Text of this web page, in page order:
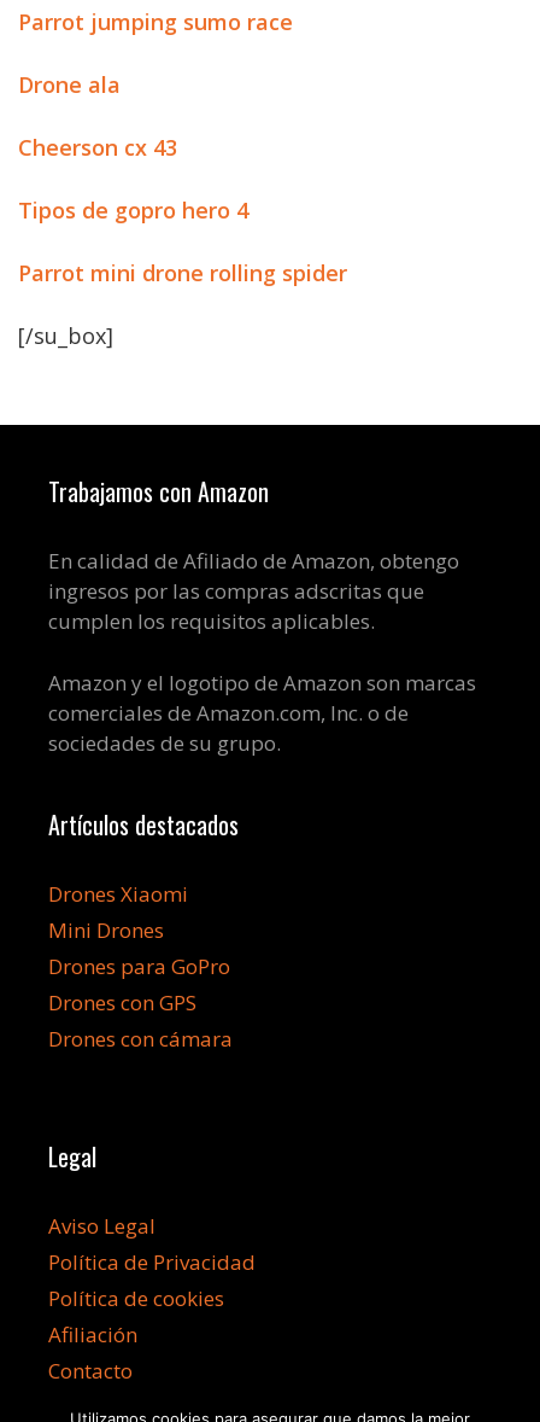
Parrot jumping sumo race
Drone ala
Cheerson cx 43
Tipos de gopro hero 4
Parrot mini drone rolling spider
[/su_box]
Trabajamos con Amazon
En calidad de Afiliado de Amazon, obtengo
ingresos por las compras adscritas que
cumplen los requisitos aplicables.
Amazon y el logotipo de Amazon son marcas
comerciales de Amazon.com, Inc. o de
sociedades de su grupo.
Artículos destacados
Drones Xiaomi
Mini Drones
Drones para GoPro
Drones con GPS
Drones con cámara
Legal
Aviso Legal
Política de Privacidad
Política de cookies
Afiliación
Contacto